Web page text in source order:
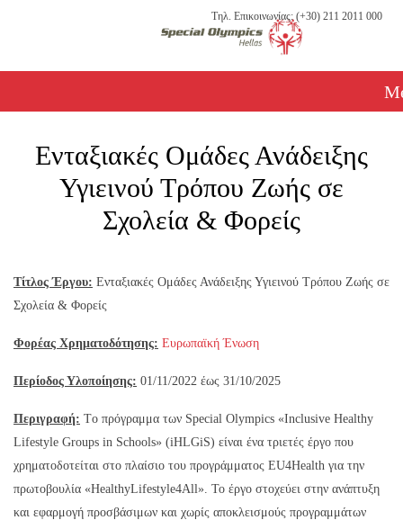
Τηλ. Επικοινωνίας: (+30) 211 2011 000
Ενταξιακές Ομάδες Ανάδειξης
Υγιεινού Τρόπου Ζωής σε
Σχολεία & Φορείς
Τίτλος Έργου: Ενταξιακές Ομάδες Ανάδειξης Υγιεινού Τρόπου Ζωής σε
Σχολεία & Φορείς
Φορέας Χρηματοδότησης: Ευρωπαϊκή Ένωση
Περίοδος Υλοποίησης: 01/11/2022 έως 31/10/2025
Περιγραφή: Tο πρόγραμμα των Special Olympics «Inclusive Healthy
Lifestyle Groups in Schools» (iHLGiS) είναι ένα τριετές έργο που
χρηματοδοτείται στο πλαίσιο του προγράμματος EU4Health για την
πρωτοβουλία «HealthyLifestyle4All». Το έργο στοχεύει στην ανάπτυξη
και εφαρμογή προσβάσιμων και χωρίς αποκλεισμούς προγραμμάτων